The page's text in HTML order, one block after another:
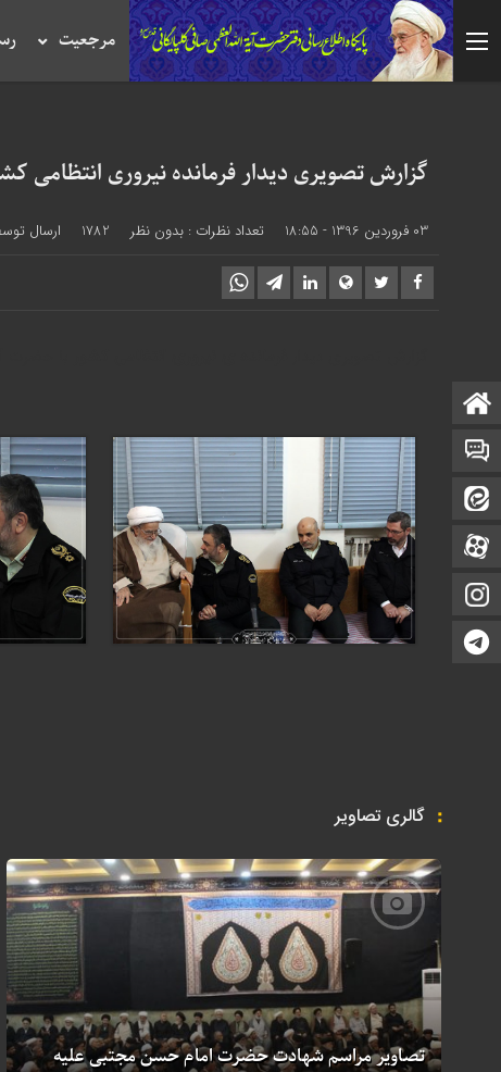
مرجعیت
تماس با ما
گزارش تصویری دیدار فرمانده‌ نیروری انتظامی
03 فروردین 1396 - 18:55 تعداد نظرات : بدون نظر ارسال
گالری تصاویر
تصاویر مراسم شهادت حضرت امام حسن مجتبی علیه